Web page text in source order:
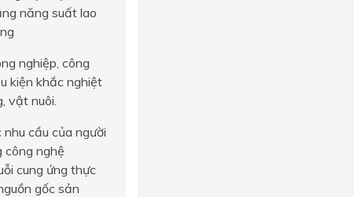
năng suất lao
nghiệp, công
kiện khắc nghiệt
vật nuôi.
cầu của người
công nghệ
cung ứng thực
gốc sản